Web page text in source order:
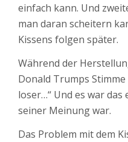
einfach kann. Und
man daran scheitern
Kissens folgen später.
Während der
Donald Trumps
loser…“ Und es war
seiner Meinung war.
Das Problem mit dem